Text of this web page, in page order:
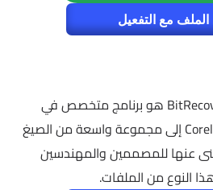
مع التفعيل
BitRecover CDR Converter Wizard هو برنامج متخصص في
تحويل ملفات CorelDRAW (CDR) إلى مجموعة واسعة من الصيغ
عنها للمصممين والمهندسين
النوع من الملفات.